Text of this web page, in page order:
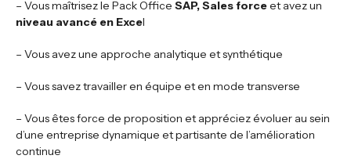
– Vous maîtrisez le Pack Office SAP, Sales forceet avez un
niveau avancé en Excel
– Vous avez une approche analytique et synthétique
– Vous savez travailler en équipe et en mode transverse
– Vous êtes force de proposition et appréciez évoluer au sein
d’une entreprise dynamique et partisante de l’amélioration
continue